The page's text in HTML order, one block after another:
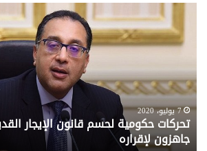
تحركات
حكومية
لحسم
قانون
القديم..والبرلمان:
جاهزون
لإقراره
7 يوليو، 2020
تحركات حكومية لحسم قانون الإيجار
جاهزون لإقراره